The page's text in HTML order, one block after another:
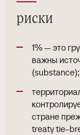
риски
1% — это
важны
(substance);
стране
treaty tie-